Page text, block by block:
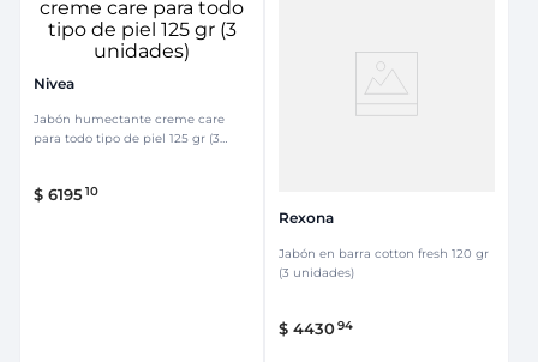
Nivea
Jabón humectante creme care
para todo tipo de piel 125 gr (3
$ 619510
Rexona
Jabón en barra cotton fresh 120 gr
(3 unidades)
$ 443094